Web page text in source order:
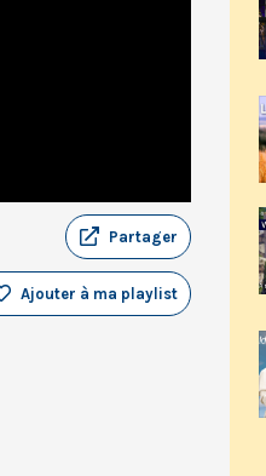
Partager
Ajouter à ma playlist